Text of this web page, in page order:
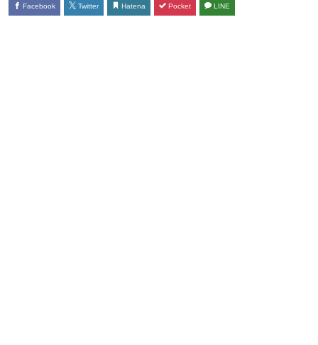
く
Facebook Twitter Hatena Pocket LINE